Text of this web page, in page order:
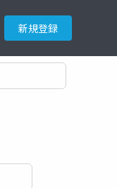
新規登録